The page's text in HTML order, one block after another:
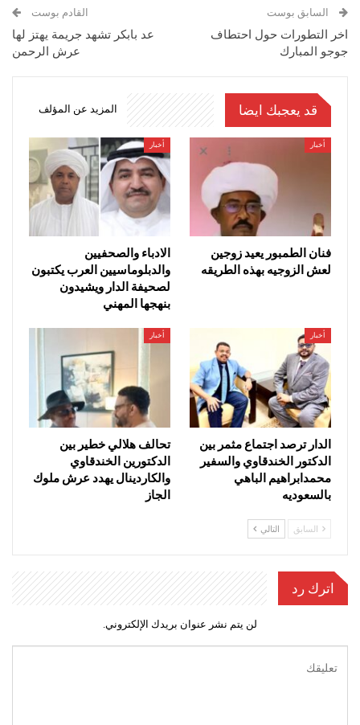
السابق بوست
اخر التطورات حول احتطاف
جوجو المبارك
القادم بوست
عد بابكر تشهد جريمة يهتز لها
عرش الرحمن
قد يعجبك ايضا المزيد عن المؤلف
أخبار
فنان الطمبور يعيد زوجين
لعش الزوجيه بهذه الطريقه
أخبار
الادباء والصحفيين
والدبلوماسيين العرب يكتبون
لصحيفة الدار ويشيدون
بنهجها المهني
أخبار
الدار ترصد اجتماع مثمر بين
الدكتور الخندقاوي والسفير
محمدابراهيم الباهي
بالسعوديه
أخبار
تحالف هلالي خطير بين
الدكتورين الخندقاوي
والكاردينال يهدد عرش ملوك
الجاز
السابق التالي
اترك رد
لن يتم نشر عنوان بريدك الإلكتروني.